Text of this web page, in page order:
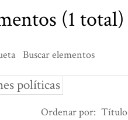
(1 total)
Buscar elementos
políticas
Ordenar por: Título